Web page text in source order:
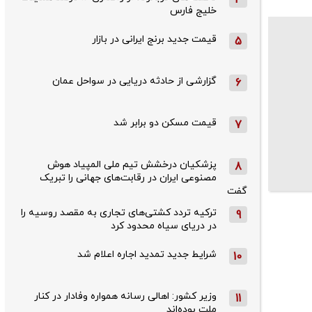
خلیج فارس
5 قیمت جدید برنج ایرانی در بازار
6 گزارشی از حادثه دریایی در سواحل عمان
7 قیمت مسکن دو برابر شد
8
پزشکیان درخشش تیم ملی المپیاد هوش
مصنوعی ایران در رقابت‌های جهانی را تبریک
گفت
9
ترکیه تردد کشتی‌های تجاری به مقصد روسیه را
در دریای سیاه محدود کرد
10 شرایط جدید تمدید اجاره اعلام شد
11
وزیر کشور: اهالی رسانه همواره وفادار در کنار
ملت بوده‌اند